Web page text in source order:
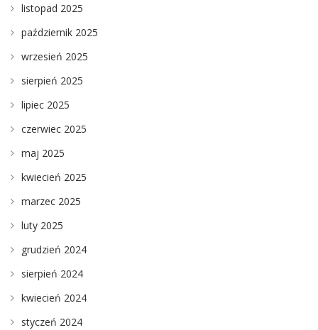
listopad 2025
październik 2025
wrzesień 2025
sierpień 2025
lipiec 2025
czerwiec 2025
maj 2025
kwiecień 2025
marzec 2025
luty 2025
grudzień 2024
sierpień 2024
kwiecień 2024
styczeń 2024